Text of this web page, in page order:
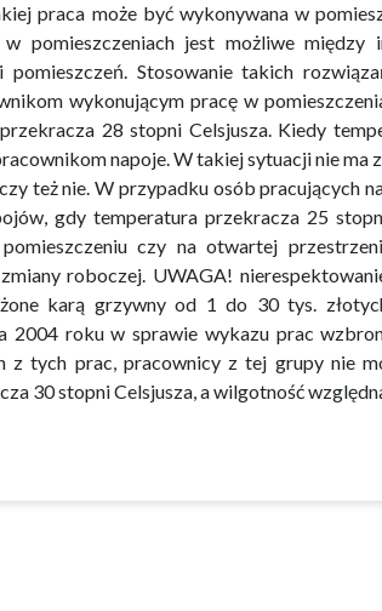
praca może być wykonywana w
pomieszczeniach jest możliwe między
Stosowanie takich
wykonującym pracę w
28 stopni Celsjusza. Kiedy
napoje. W takiej sytuacji nie ma
też nie. W przypadku osób pracujących
gdy temperatura przekracza 25
czy na otwartej
roboczej. UWAGA!
karą grzywny od 1 do 30 tys.
2004 roku w sprawie wykazu prac
z tych prac, pracownicy z tej grupy nie
30 stopni Celsjusza, a wilgotność